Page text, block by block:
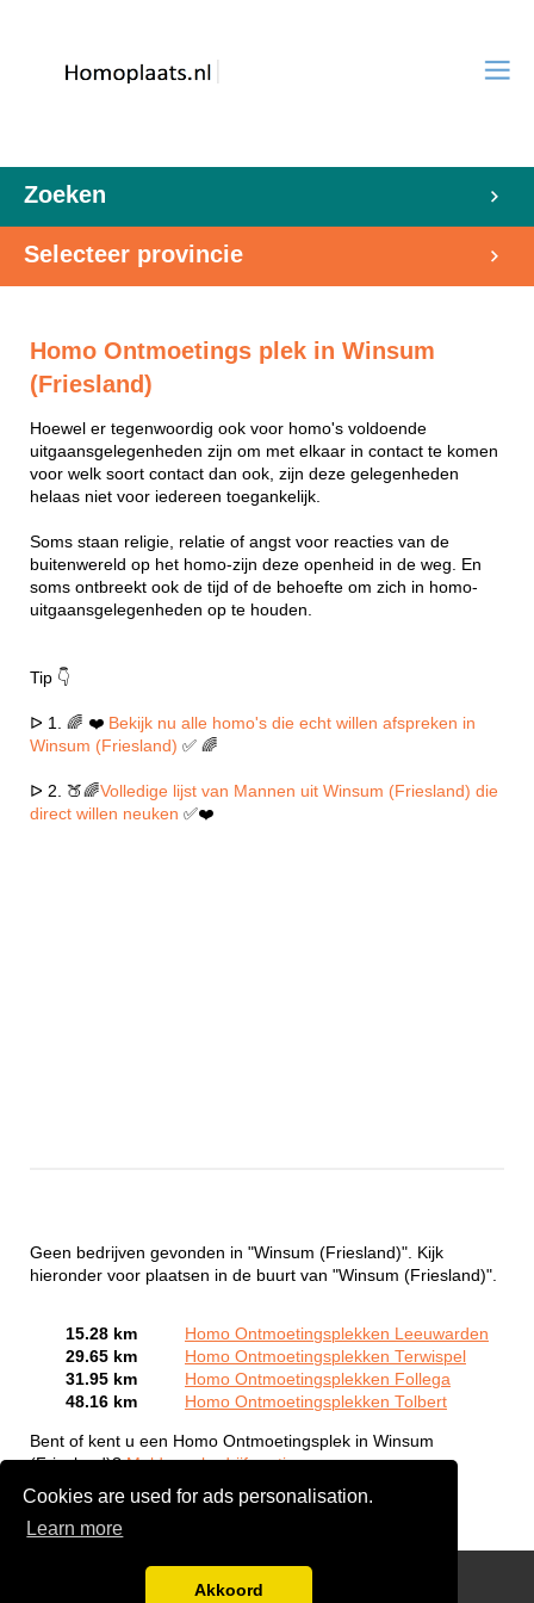
Cookies are used for ads personalisation.
Learn more
Akkoord
Zoeken
Selecteer provincie
Homo Ontmoetings plek in Winsum
(Friesland)
Hoewel er tegenwoordig ook voor homo's voldoende
uitgaansgelegenheden zijn om met elkaar in contact te komen
voor welk soort contact dan ook, zijn deze gelegenheden
helaas niet voor iedereen toegankelijk.
Soms staan religie, relatie of angst voor reacties van de
buitenwereld op het homo-zijn deze openheid in de weg. En
soms ontbreekt ook de tijd of de behoefte om zich in homo-
uitgaansgelegenheden op te houden.
Tip 👇
ᐅ 1. 🌈 ❤️ Bekijk nu alle homo's die echt willen afspreken in
Winsum (Friesland) ✅ 🌈
ᐅ 2. 🍑🌈Volledige lijst van Mannen uit Winsum (Friesland) die
direct willen neuken ✅❤️
Geen bedrijven gevonden in "Winsum (Friesland)". Kijk
hieronder voor plaatsen in de buurt van "Winsum (Friesland)".
15.28 km
Homo Ontmoetingsplekken Leeuwarden
29.65 km
Homo Ontmoetingsplekken Terwispel
31.95 km
Homo Ontmoetingsplekken Follega
48.16 km
Homo Ontmoetingsplekken Tolbert
Bent of kent u een Homo Ontmoetingsplek in Winsum
(Friesland)?Meld een bedrijf gratis aan